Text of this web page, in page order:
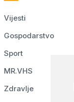
Vijesti
Gospodarstvo
Sport
MR.VHS
Zdravlje